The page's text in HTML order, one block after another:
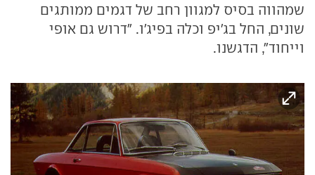
שמהווה בסיס למגוון רחב של דגמים ממותגים
שונים, החל בג'יפ וכלה בפיג'ו. "דרוש גם אופי
וייחוד", הדגשנו.